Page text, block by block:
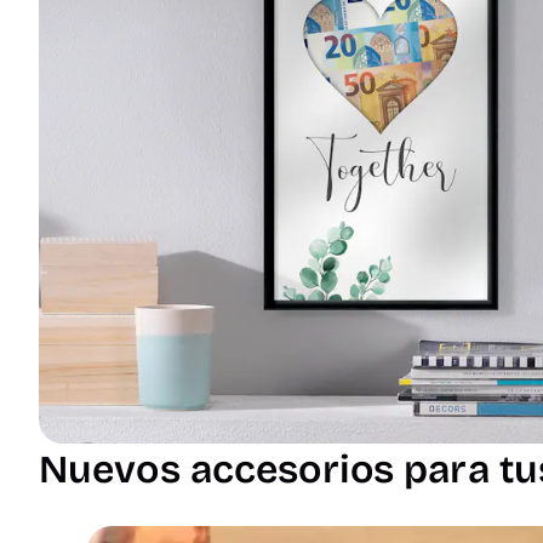
Nuevos accesorios para